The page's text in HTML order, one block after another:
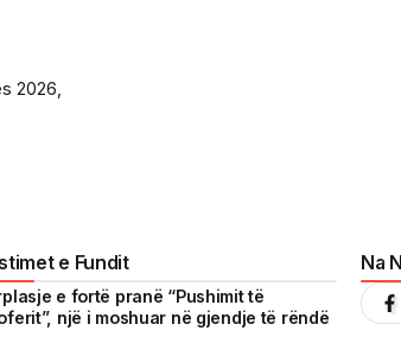
2026,
e Fundit
e fortë pranë “Pushimit të
një i moshuar në gjendje të rëndë
Na